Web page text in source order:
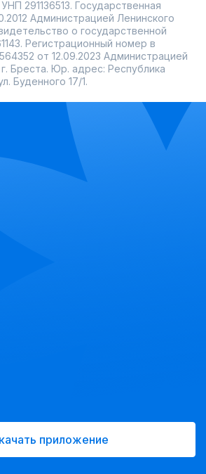
291136513. Государственная
Администрацией Ленинского
о государственной
Регистрационный номер в
от 12.09.2023 Администрацией
Бреста. Юр. адрес: Республика
Буденного 17/1.
приложение